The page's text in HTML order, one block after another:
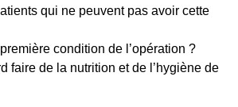
qui ne peuvent pas avoir cette
condition de l’opération ?
faire de la nutrition et de l’hygiène de